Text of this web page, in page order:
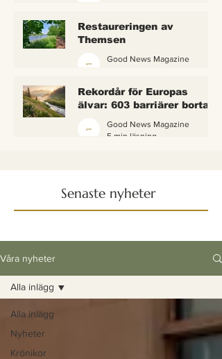
Restaureringen av
Themsen
Good News Magazine
Rekordår för Europas
älvar: 603 barriärer borta
igen
Good News Magazine
5 min läsning
Senaste nyheter
Våra nyheter
Alla inlägg
Nyheter
Krönikor
Alla inlägg